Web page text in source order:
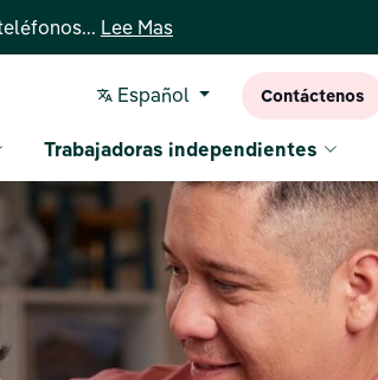
Lee Mas
Español Contáctenos
Trabajadoras independientes